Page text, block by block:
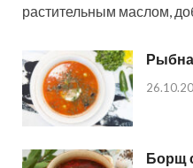
растительным маслом,
Борщ